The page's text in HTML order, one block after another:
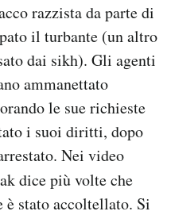
razzista da parte di
il turbante (un altro
dai sikh). Gli agenti
ammanettato
le sue richieste
i suoi diritti, dopo
Nei video
dice più volte che
è stato accoltellato. Si